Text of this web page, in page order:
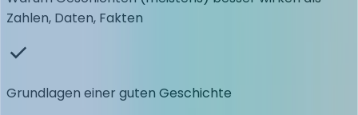
Zahlen, Daten, Fakten
Grundlagen einer guten Geschichte